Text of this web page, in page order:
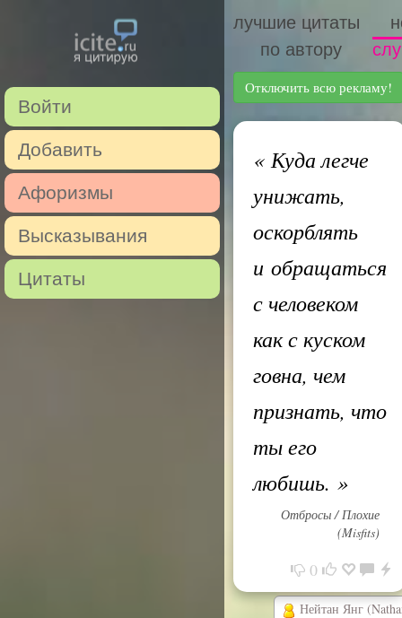
Войти
Добавить
Афоризмы
Высказывания
Цитаты
лучшие цитаты
по автору
Отключить всю рекламу!
«Куда легче
унижать,
оскорблять
и обращаться
с человеком
как с куском
говна, чем
признать, что
ты его
любишь. »
Отбросы / Плохие
(Misfits)
0
Нейтан Янг